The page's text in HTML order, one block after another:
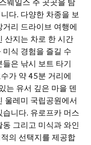
웨일스 주 곳곳을 탐
다. 다양한 차종을 보
리 드라이브 여행에
산지는 차로 한 시간
미식 경험을 즐길 수
은 낚시 보트 타기
가 약 45분 거리에
는 유서 깊은 마을 덴
울레미 국립공원에서
니다. 유로프카 머스
그리고 미식과 와인
의 선택지를 제공합